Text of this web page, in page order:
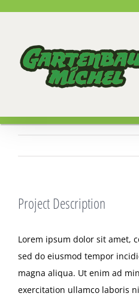
springen
Project Description
Lorem ipsum dolor sit amet,
sed do eiusmod tempor
magna aliqua. Ut enim ad
exercitation ullamco laboris